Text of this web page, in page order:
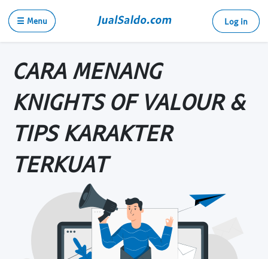
☰ Menu Log in
CARA MENANG
KNIGHTS OF VALOUR &
TIPS KARAKTER
TERKUAT